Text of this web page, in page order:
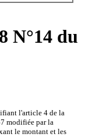
N°14 du
l'article 4 de la
modifiée par la
le montant et les